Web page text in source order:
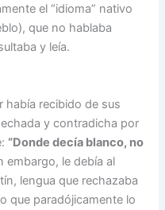
el “idioma” nativo
que no hablaba
y leía.
había recibido de sus
y contradicha por
“Donde decía blanco, no
embargo, le debía al
lengua que rechazaba
que paradójicamente lo